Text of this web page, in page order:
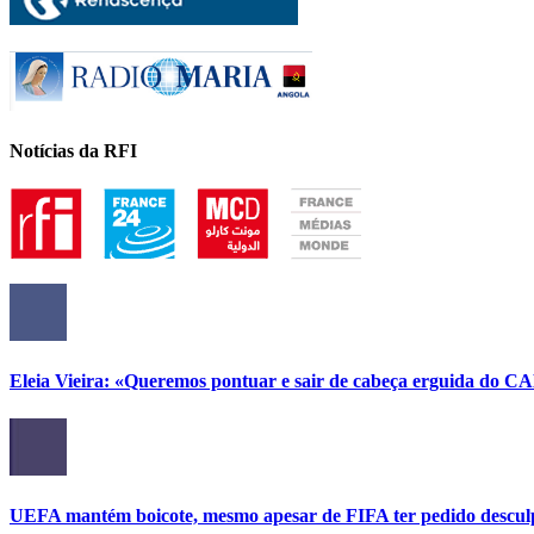
Notícias da RFI
Eleia Vieira: «Queremos pontuar e sair de cabeça erguida do
UEFA mantém boicote, mesmo apesar de FIFA ter pedido